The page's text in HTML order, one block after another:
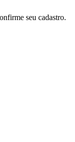
seu cadastro.